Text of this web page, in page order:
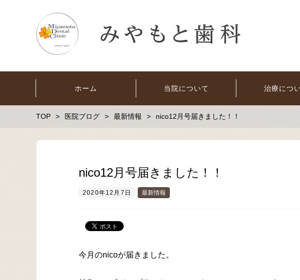
ホーム 当院について 治療につ
TOP 医院ブログ 最新情報 nico12月号届きました！！
nico12月号届きました！！
2020年12月7日 最新情報
今月のnicoが届きました。